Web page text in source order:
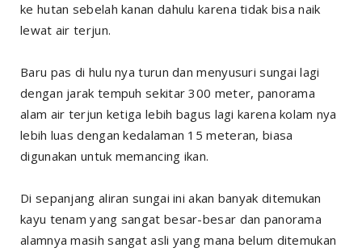
ke hutan sebelah kanan dahulu karena tidak bisa naik
lewat air terjun.
Baru pas di hulu nya turun dan menyusuri sungai lagi
dengan jarak tempuh sekitar 300 meter, panorama
alam air terjun ketiga lebih bagus lagi karena kolam nya
lebih luas dengan kedalaman 15 meteran, biasa
digunakan untuk memancing ikan.
Di sepanjang aliran sungai ini akan banyak ditemukan
kayu tenam yang sangat besar-besar dan panorama
alamnya masih sangat asli yang mana belum ditemukan